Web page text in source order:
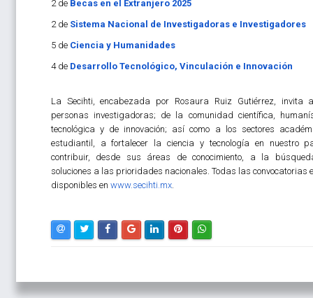
2 de Becas en el Extranjero 2025
2 de Sistema Nacional de Investigadoras e Investigadores
5 de Ciencia y Humanidades
4 de Desarrollo Tecnológico, Vinculación e Innovación
La Secihti, encabezada por Rosaura Ruiz Gutiérrez, invita
personas investigadoras; de la comunidad científica,
tecnológica y de innovación; así como a los sectores
estudiantil, a fortalecer la ciencia y tecnología en nuestro
contribuir, desde sus áreas de conocimiento, a la
soluciones a las prioridades nacionales. Todas las convocatorias
disponibles en www.secihti.mx.